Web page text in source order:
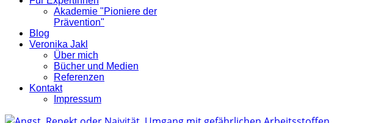
Akademie "Pioniere der
Prävention"
Blog
Veronika Jakl
Über mich
Bücher und Medien
Referenzen
Kontakt
Impressum